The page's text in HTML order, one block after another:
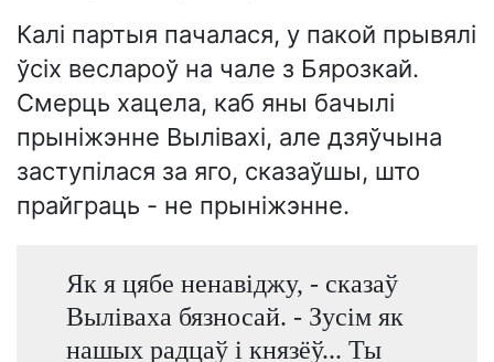
Калі партыя пачалася, у пакой прывялі
ўсіх веслароў на чале з Бярозкай.
Смерць хацела, каб яны бачылі
прыніжэнне Вылівахі, але дзяўчына
заступілася за яго, сказаўшы, што
прайграць - не прыніжэнне.
Як я цябе ненавіджу, - сказаў
Выліваха бязносай. - Зусім як
нашых радцаў і князёў... Ты